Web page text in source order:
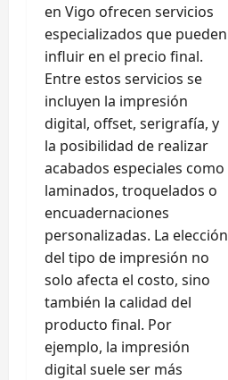
en Vigo ofrecen servicios
especializados que pueden
influir en el precio final.
Entre estos servicios se
incluyen la impresión
digital, offset, serigrafía, y
la posibilidad de realizar
acabados especiales como
laminados, troquelados o
encuadernaciones
personalizadas. La elección
del tipo de impresión no
solo afecta el costo, sino
también la calidad del
producto final. Por
ejemplo, la impresión
digital suele ser más